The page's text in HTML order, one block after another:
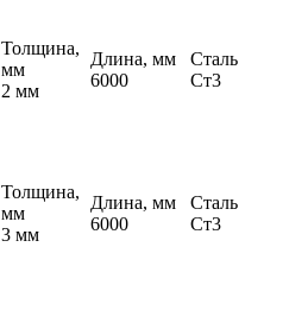
Толщина,
мм
2 мм
Длина, мм
6000
Сталь
Ст3
Толщина,
мм
3 мм
Длина, мм
6000
Сталь
Ст3